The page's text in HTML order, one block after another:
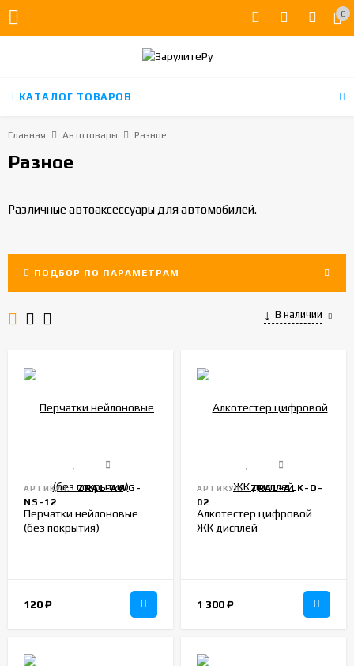
0
КАТАЛОГ ТОВАРОВ
Главная Автотовары Разное
Разное
Различные автоаксессуары для автомобилей.
ПОДБОР ПО ПАРАМЕТРАМ
В наличии
АРТИКУЛ:
ZRAL-AWG-
NS-12
Перчатки нейлоновые
(без покрытия)
120₽
АРТИКУЛ: ZRAL-ALK-D-
02
Алкотестер цифровой
ЖК дисплей
1 300₽